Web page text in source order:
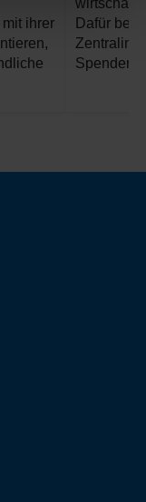
ihrer
Dafür